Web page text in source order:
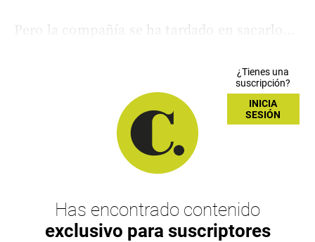
Pero la compañía se ha tardado en sacarlo...
¿Tienes una
suscripción?
INICIA
SESIÓN
Has encontrado contenido
exclusivo para suscriptores